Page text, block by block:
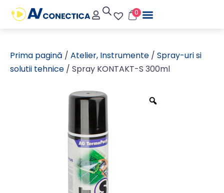
0
Prima pagină / Atelier, Instrumente / Spray-uri si
solutii tehnice / Spray KONTAKT-S 300ml